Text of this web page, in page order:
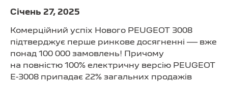
Cічень 27, 2025
Комерційний успіх Нового PEUGEOT 3008
підтверджує перше ринкове досягненні — вже
понад 100 000 замовлень! Причому
на повністю 100% електричну версію PEUGEOT
Е-3008 припадає 22% загальних продажів